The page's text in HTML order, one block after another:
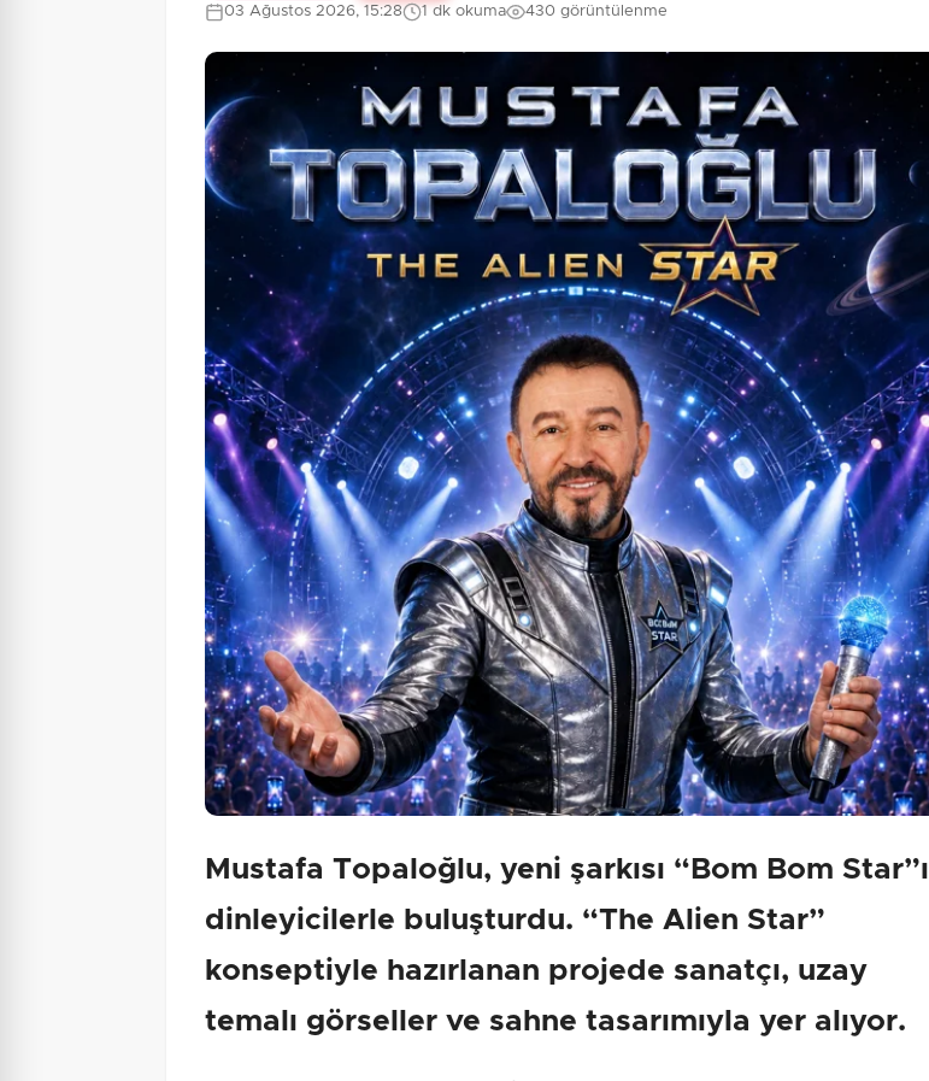
03 Ağustos 2026, 15:28 1 dk okuma 430 görüntülenme
Mustafa Topaloğlu, yeni şarkısı “Bom Bom Star”ı
dinleyicilerle buluşturdu. “The Alien Star”
konseptiyle hazırlanan projede sanatçı, uzay
temalı görseller ve sahne tasarımıyla yer alıyor.